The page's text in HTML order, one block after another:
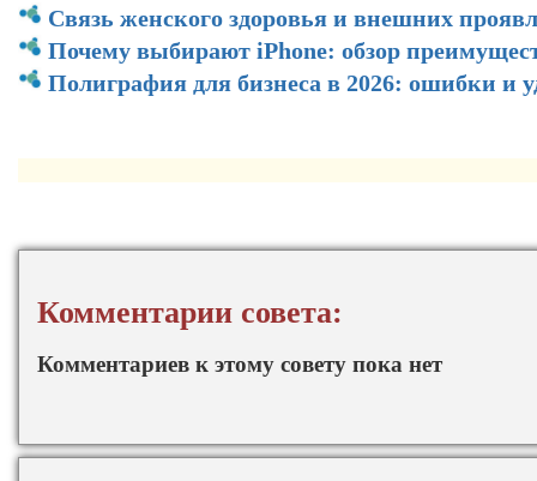
Связь женского здоровья и внешних
Почему выбирают iPhone: обзор
Полиграфия для бизнеса в 2026: ошибки и
Комментарии совета:
Комментариев к этому совету пока нет